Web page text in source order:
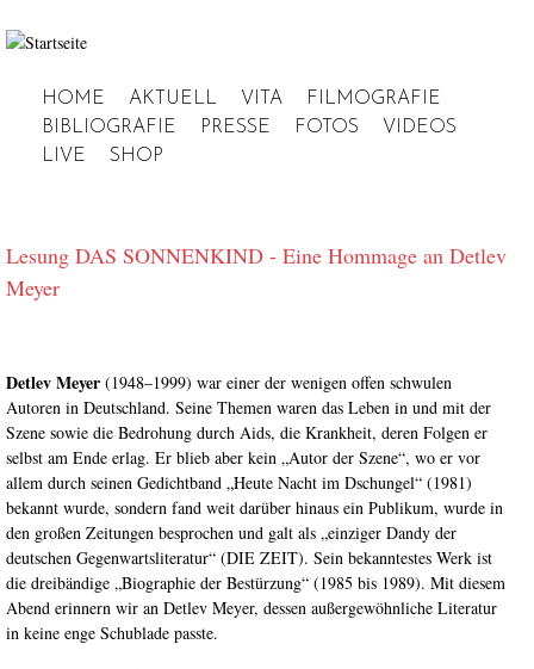
Jump to navigation
Hauptmenü
HOME AKTUELL VITA
FILMOGRAFIE
BIBLIOGRAFIE
PRESSE FOTOS
VIDEOS
LIVE
SHOP
Lesung DAS SONNENKIND - Eine Hommage an Detlev
Meyer
Detlev Meyer (1948–1999) war einer der wenigen offen schwulen
Autoren in Deutschland. Seine Themen waren das Leben in und mit der
Szene sowie die Bedrohung durch Aids, die Krankheit, deren Folgen er
selbst am Ende erlag. Er blieb aber kein „Autor der Szene“, wo er vor
allem durch seinen Gedichtband „Heute Nacht im Dschungel“ (1981)
bekannt wurde, sondern fand weit darüber hinaus ein Publikum, wurde in
den großen Zeitungen besprochen und galt als „einziger Dandy der
deutschen Gegenwartsliteratur“ (DIE ZEIT). Sein bekanntestes Werk ist
die dreibändige „Biographie der Bestürzung“ (1985 bis 1989). Mit diesem
Abend erinnern wir an Detlev Meyer, dessen außergewöhnliche Literatur
in keine enge Schublade passte.